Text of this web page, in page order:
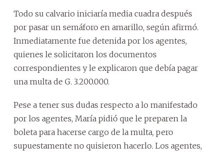
Todo su calvario iniciaría media cuadra después
por pasar un semáforo en amarillo, según afirmó.
Inmediatamente fue detenida por los agentes,
quienes le solicitaron los documentos
correspondientes y le explicaron que debía pagar
una multa de G. 3.200.000.
Pese a tener sus dudas respecto a lo manifestado
por los agentes, María pidió que le preparen la
boleta para hacerse cargo de la multa, pero
supuestamente no quisieron hacerlo. Los agentes,